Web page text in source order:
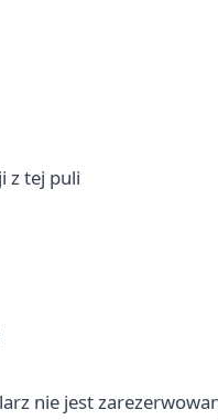
z tej puli
nie jest